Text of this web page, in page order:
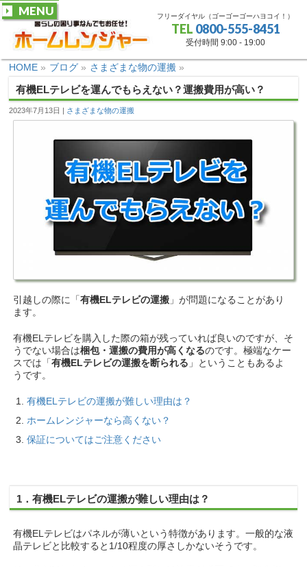
フリーダイヤル（ゴーゴーゴーハヨコイ！）
TEL 0800-555-8451
受付時間 9:00 - 19:00
MENU
HOME » ブログ » さまざまな物の運搬 »
有機ELテレビを運んでもらえない？運搬費用が高い？
2023年7月13日 さまざまな物の運搬
引越しの際に「有機ELテレビの運搬 」が問題になることがあり
ます。
有機ELテレビを購入した際の箱が残っていれば良いのですが、そ
うでない場合は梱包・運搬の費用が高くなるのです。極端なケー
スでは「有機ELテレビの運搬を断られる 」ということもあるよ
うです。
有機ELテレビの運搬が難しい理由は？
ホームレンジャーなら高くない？
保証についてはご注意ください
1．有機ELテレビの運搬が難しい理由は？
有機ELテレビはパネルが薄いという特徴があります。一般的な液
晶テレビと比較すると1/10程度の厚さしかないそうです。